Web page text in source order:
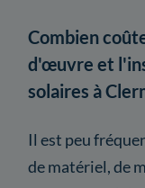
Combien
d'œuvre et
solaires à
Il est peu
de matériel, de